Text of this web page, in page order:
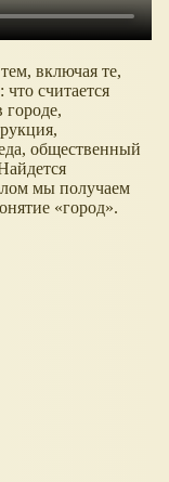
включая те,
считается
городе,
общественный
мы получаем
город .